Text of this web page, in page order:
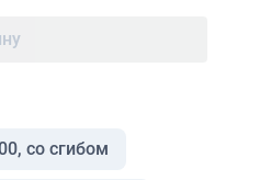
со сгибом